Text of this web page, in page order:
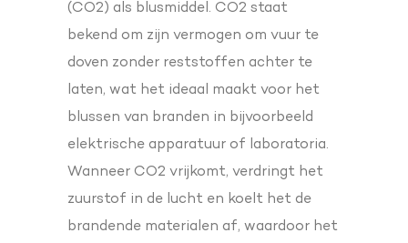
(CO2) als blusmiddel. CO2 staat
bekend om zijn vermogen om vuur te
doven zonder reststoffen achter te
laten, wat het ideaal maakt voor het
blussen van branden in bijvoorbeeld
elektrische apparatuur of laboratoria.
Wanneer CO2 vrijkomt, verdringt het
zuurstof in de lucht en koelt het de
brandende materialen af, waardoor het